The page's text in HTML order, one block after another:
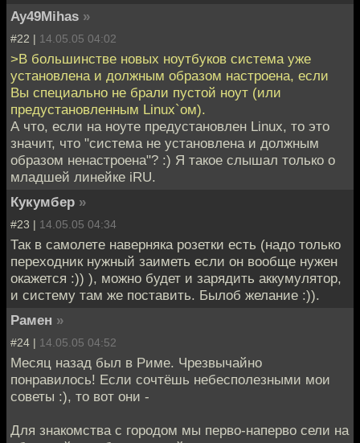
Ay49Mihas »
#22 | 14.05.05 04:02
>В большинстве новых ноутбуков система уже
установлена и должным образом настроена, если
Вы специально не брали пустой ноут (или
предустановленным Linux`ом).
А что, если на ноуте предустановлен Linux, то это
значит, что "система не установлена и должным
образом ненастроена"? :) Я такое слышал только о
младшей линейке iRU.
Кукумбер »
#23 | 14.05.05 04:34
Так в самолете наверняка розетки есть (надо только
переходник нужный заиметь если он вообще нужен
окажется :)) ), можно будет и зарядить аккумулятор,
и систему там же поставить. Былоб желание :)).
Рамен »
#24 | 14.05.05 04:52
Месяц назад был в Риме. Чрезвычайно
понравилось! Если сочтёшь небесполезными мои
советы :), то вот они -
Для знакомства с городом мы перво-наперво сели на